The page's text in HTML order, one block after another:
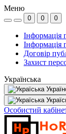
Меню
0 0 0
Інформація
Інформація
Договір
Захист
Українська
Особистий